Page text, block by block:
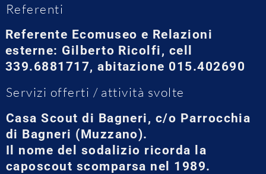
Referenti
Referente Ecomuseo e Relazioni
esterne: Gilberto Ricolfi, cell
339.6881717, abitazione 015.402690
Servizi offerti / attività svolte
Casa Scout di Bagneri, c/o Parrocchia
di Bagneri (Muzzano).
Il nome del sodalizio ricorda la
caposcout scomparsa nel 1989.